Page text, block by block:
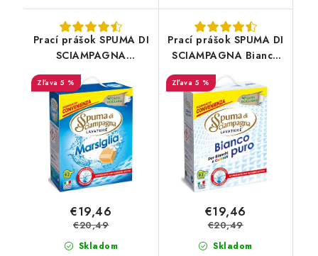
Prací prášok SPUMA DI
SCIAMPAGNA
5 %
Skladom
€19,46
€20,49
Prací prášok SPUMA DI
SCIAMPAGNA Bianco
5 %
Skladom
€19,46
€20,49